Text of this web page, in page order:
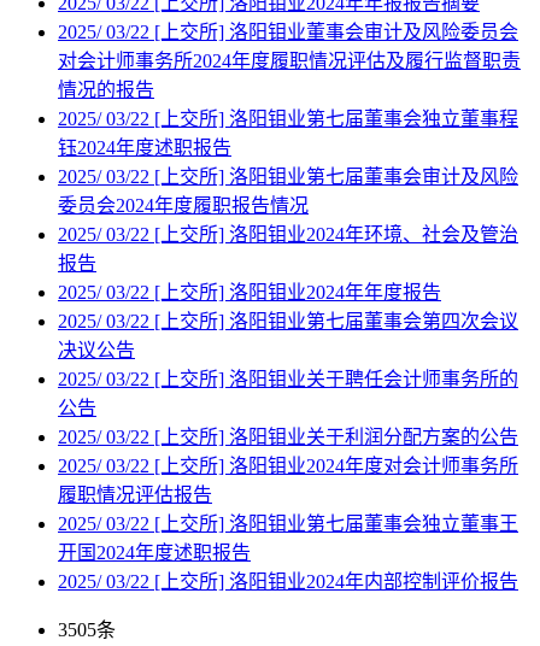
2025/ 03/22 [上交所] 洛阳钼业董事会审计及风险委员会
对会计师事务所2024年度履职情况评估及履行监督职责
情况的报告
2025/ 03/22 [上交所] 洛阳钼业第七届董事会独立董事程
钰2024年度述职报告
2025/ 03/22 [上交所] 洛阳钼业第七届董事会审计及风险
委员会2024年度履职报告情况
2025/ 03/22 [上交所] 洛阳钼业2024年环境、社会及管治
报告
2025/ 03/22 [上交所] 洛阳钼业2024年年度报告
2025/ 03/22 [上交所] 洛阳钼业第七届董事会第四次会议
决议公告
2025/ 03/22 [上交所] 洛阳钼业关于聘任会计师事务所的
公告
2025/ 03/22 [上交所] 洛阳钼业关于利润分配方案的公告
2025/ 03/22 [上交所] 洛阳钼业2024年度对会计师事务所
履职情况评估报告
2025/ 03/22 [上交所] 洛阳钼业第七届董事会独立董事王
开国2024年度述职报告
2025/ 03/22 [上交所] 洛阳钼业2024年内部控制评价报告
3505条